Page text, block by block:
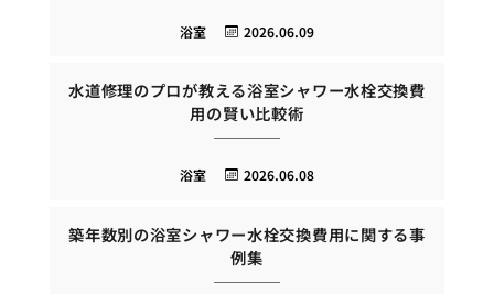
2026.06.09
浴室
水道修理のプロが教える浴室シャワー水栓交換費
用の賢い比較術
2026.06.08
浴室
築年数別の浴室シャワー水栓交換費用に関する事
例集